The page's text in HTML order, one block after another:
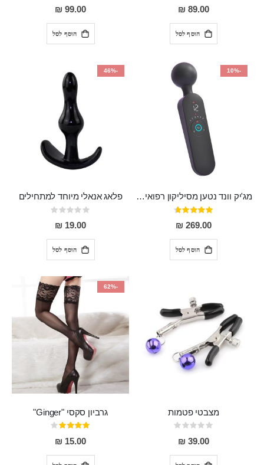
97%
89.00 ₪
הוסף לסל
0%
99.00 ₪
הוסף לסל
-10%
מג'יק וונד נטען מסיליקון רפואי חזק בעל 12 מצבי רטט ו6 מהירויות שונות ROMI
דירוג:
93%
269.00 ₪
הוסף לסל
-46%
פלאג אנאלי מיוחד למתחילים
Rating:
0%
19.00 ₪
הוסף לסל
מצבטי פטמות
Rating:
0%
39.00 ₪
-62%
גרביון סקסי "Ginger"
דירוג:
80%
15.00 ₪